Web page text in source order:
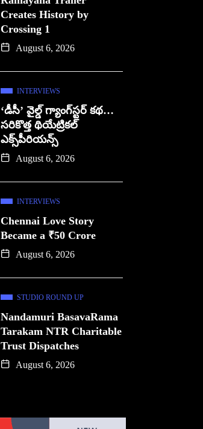
Creates History by
Crossing 1
August 6, 2026
INTERVIEWS
‘డీసీ’ వైల్డ్ గ్యాంగ్‌స్టర్ కథ…
సరికొత్త థియేట్రికల్
ఎక్స్‌పీరియన్స్
August 6, 2026
INTERVIEWS
Chennai Love Story
Became a ₹50 Crore
August 6, 2026
STUDIO ROUND UP
Nandamuri BasavaRama
Tarakam NTR Charitable
Trust Dispatches
August 6, 2026